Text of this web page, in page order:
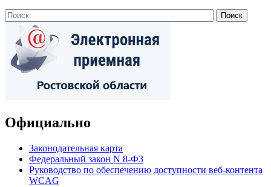
Официально
Законодательная карта
Федеральный закон N 8-ФЗ
Руководство по обеспечению доступности веб-контента
WCAG